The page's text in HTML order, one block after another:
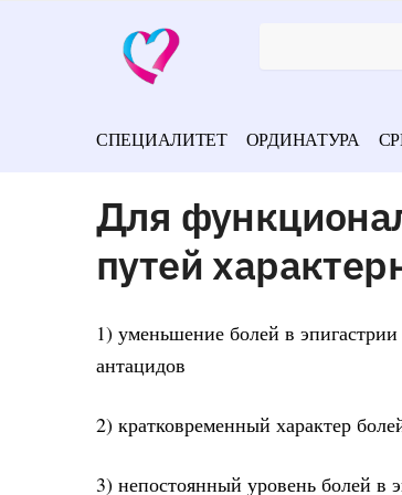
СПЕЦИАЛИТЕТ ОРДИНАТУРА
Для
путей
1) уменьшение болей в
антацидов
2) кратковременный характер
3) непостоянный уровень болей в